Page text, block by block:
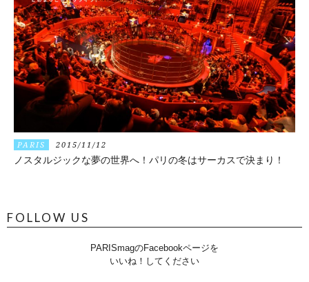
PARIS 2015/11/12
ノスタルジックな夢の世界へ！パリの冬はサーカスで決まり！
FOLLOW US
PARISmagのFacebookページを
いいね！してください